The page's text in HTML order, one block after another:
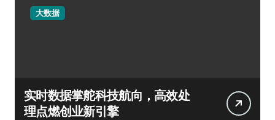
大数据
实时数据掌舵科技航向，高效处
理点燃创业新引擎